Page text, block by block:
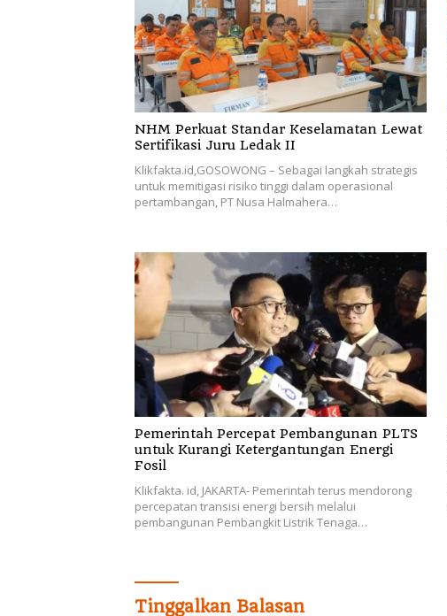
NHM Perkuat Standar Keselamatan Lewat
Sertifikasi Juru Ledak II
Klikfakta.id,GOSOWONG – Sebagai langkah strategis
untuk memitigasi risiko tinggi dalam operasional
pertambangan, PT Nusa Halmahera…
Pemerintah Percepat Pembangunan PLTS
untuk Kurangi Ketergantungan Energi
Fosil
Klikfakta. id, JAKARTA- Pemerintah terus mendorong
percepatan transisi energi bersih melalui
pembangunan Pembangkit Listrik Tenaga…
Tinggalkan Balasan